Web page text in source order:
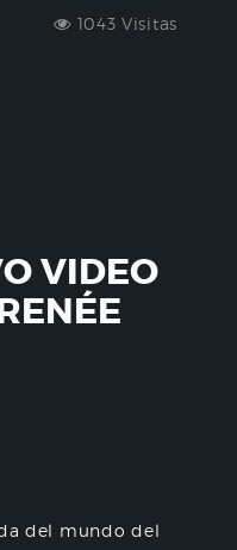
1043 Visitas
VIDEO
del mundo del